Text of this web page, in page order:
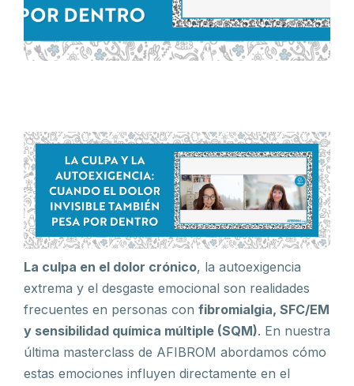
La culpa en el dolor crónico, la autoexigencia
extrema y el desgaste emocional son realidades
frecuentes en personas con fibromialgia, SFC/EM
y sensibilidad química múltiple (SQM). En nuestra
última masterclass de AFIBROM abordamos cómo
estas emociones influyen directamente en el